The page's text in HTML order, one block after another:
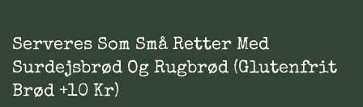
Serveres Som Små Retter Med
Surdejsbrød Og Rugbrød (glutenfrit
Brød +10 Kr)